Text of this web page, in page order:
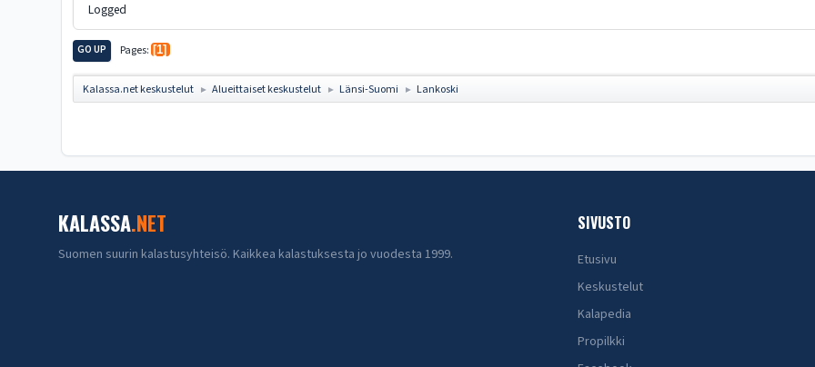
Logged
GO UP Pages 1
Kalassa.net keskustelut ► Alueittaiset keskustelut ► Länsi-Suomi ► Lankoski
KALASSA.NET
Suomen suurin kalastusyhteisö. Kaikkea kalastuksesta jo vuodesta 1999.
SIVUSTO
Etusivu
Keskustelut
Kalapedia
Propilkki